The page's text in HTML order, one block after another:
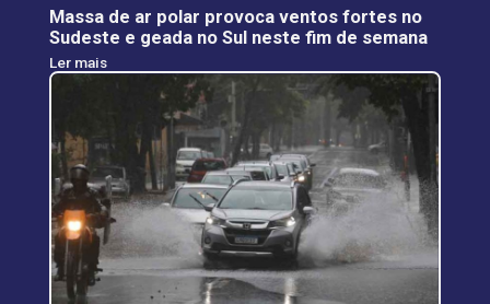
Massa de ar polar provoca ventos fortes no
Sudeste e geada no Sul neste fim de semana
Ler mais